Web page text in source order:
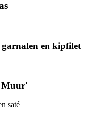
garnalen en kipfilet
Muur'
saté